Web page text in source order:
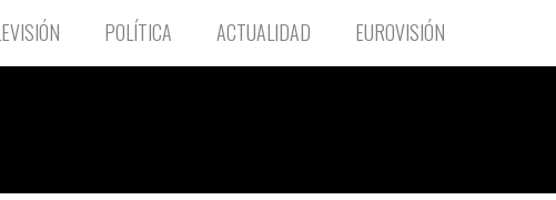
POLÍTICA ACTUALIDAD EUROVISIÓN